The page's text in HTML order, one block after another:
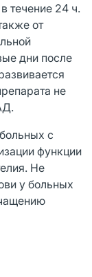
течение 24 ч.
от
дни после
не
с
функции
Не
у больных